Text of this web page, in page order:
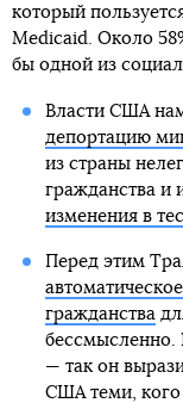
который
Medicaid. Около
бы одной из
Власти США
депортацию
из страны
гражданства и
изменения в
Перед этим
гражданства
бессмысленно.
— так он
США теми,